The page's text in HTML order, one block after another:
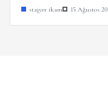
stajyer ikam 15 Ağustos